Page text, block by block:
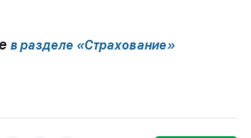
в разделе «Страхование»